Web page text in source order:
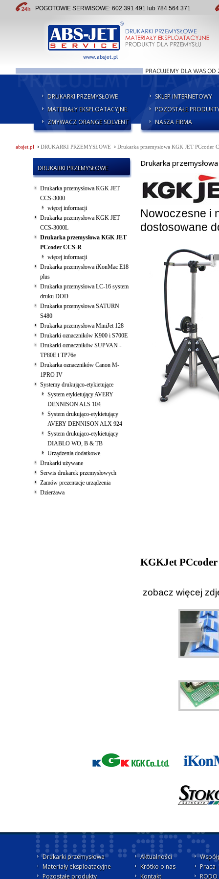
POGOTOWIE SERWISOWE: 602 391 491 lub 784 564 371
DRUKARKI PRZEMYSŁOWE
MATERIAŁY EKSPLOATACYJNE
ZMYWACZ ORANGE SOLVENT
SKLEP INTERNETOWY
POZOSTAŁE
NASZA FIRMA
absjet.pl› DRUKARKI PRZEMYSŁOWE › Drukarka przemysłowa KGK JET PCcoder
DRUKARKI PRZEMYSŁOWE
Drukarka przemysłowa KGK JET
CCS-3000
więcej informacji
Drukarka przemysłowa KGK JET
CCS-3000L
Drukarka przemysłowa KGK JET
PCcoder CCS-R
więcej informacji
Drukarka przemysłowa iKonMac E18
plus
Drukarka przemysłowa LC-16 system
druku DOD
Drukarka przemysłowa SATURN
S480
Drukarka przemysłowa MiniJet 128
Drukarki oznaczników K900 i S700E
Drukarki oznaczników SUPVAN -
TP80E i TP76e
Drukarka oznaczników Canon M-
1PRO IV
Systemy drukująco-etykietujące
System etykietujący AVERY
DENNISON ALS 104
System drukująco-etykietujący
AVERY DENNISON ALX 924
System drukująco-etykietujący
DIABLO WO, B & TB
Urządzenia dodatkowe
Drukarki używane
Serwis drukarek przemysłowych
Zamów prezentacje urządzenia
Dzierżawa
Drukarka przemysłowa
Nowoczesne i
dostosowane
KGKJet
zobacz więcej
Drukarki przemysłowe
Materiały eksploatacyjne
Pozostałe produkty
Aktualności
Krótko o nas
Kontakt
Praca